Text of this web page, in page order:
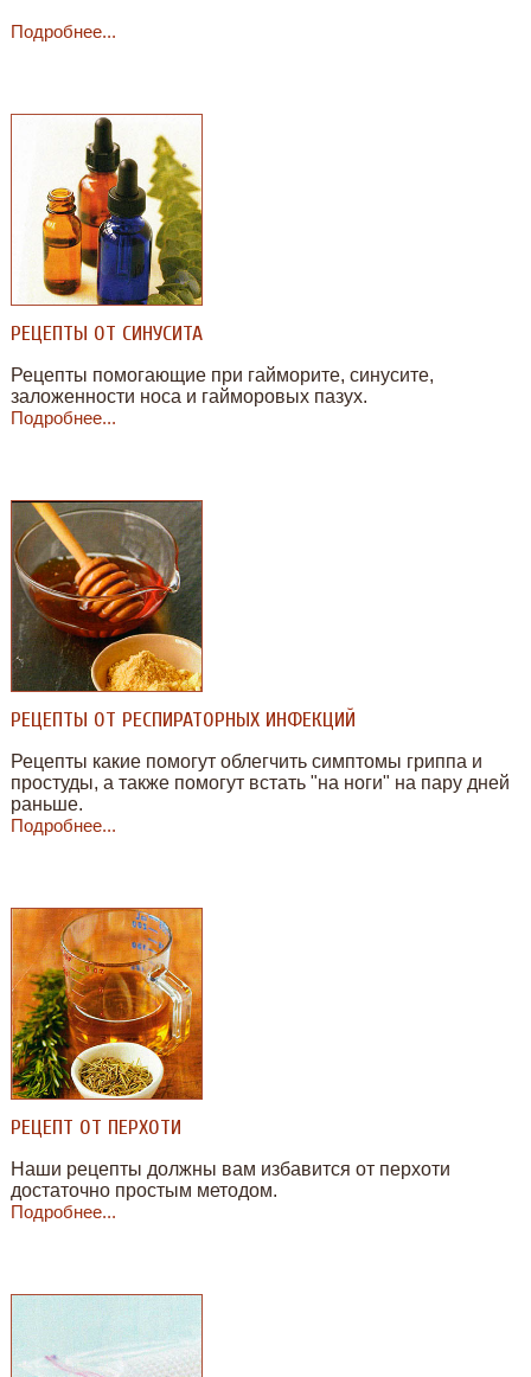
Подробнее...
РЕЦЕПТЫ ОТ СИНУСИТА
Рецепты помогающие при гайморите, синусите,
заложенности носа и гайморовых пазух.
Подробнее...
РЕЦЕПТЫ ОТ РЕСПИРАТОРНЫХ ИНФЕКЦИЙ
Рецепты какие помогут облегчить симптомы гриппа и
простуды, а также помогут встать "на ноги" на пару дней
раньше.
Подробнее...
РЕЦЕПТ ОТ ПЕРХОТИ
Наши рецепты должны вам избавится от перхоти
достаточно простым методом.
Подробнее...